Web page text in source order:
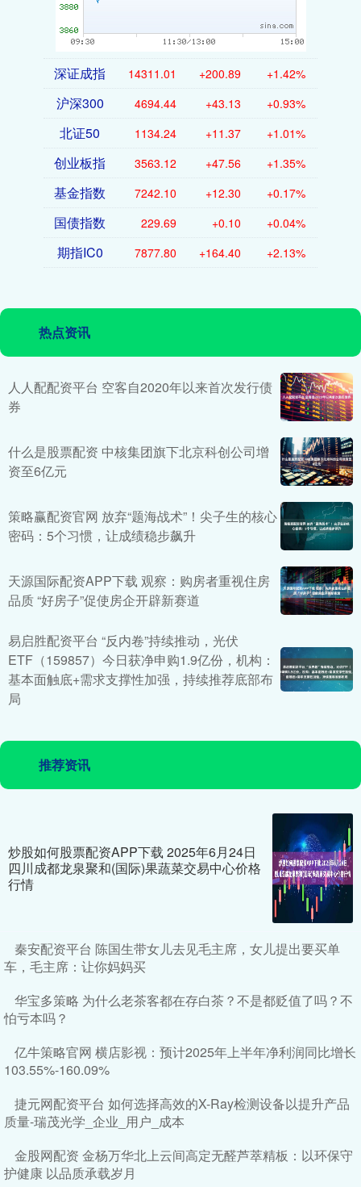
深证成指 14311.01 +200.89 +1.42%
沪深300 4694.44 +43.13 +0.93%
北证50 1134.24 +11.37 +1.01%
创业板指 3563.12 +47.56 +1.35%
基金指数 7242.10 +12.30 +0.17%
国债指数 229.69 +0.10 +0.04%
期指IC0 7877.80 +164.40 +2.13%
热点资讯
人人配配资平台 空客自2020年以来首次发行债
券
什么是股票配资 中核集团旗下北京科创公司增
资至6亿元
策略赢配资官网 放弃“题海战术”！尖子生的核心
密码：5个习惯，让成绩稳步飙升
天源国际配资APP下载 观察：购房者重视住房
品质 “好房子”促使房企开辟新赛道
易启胜配资平台 “反内卷”持续推动，光伏
ETF（159857）今日获净申购1.9亿份，机构：
基本面触底+需求支撑性加强，持续推荐底部布
局
推荐资讯
炒股如何股票配资APP下载 2025年6月24日
四川成都龙泉聚和(国际)果蔬菜交易中心价格
行情
秦安配资平台 陈国生带女儿去见毛主席，女儿提出要买单
车，毛主席：让你妈妈买
华宝多策略 为什么老茶客都在存白茶？不是都贬值了吗？不
怕亏本吗？
亿牛策略官网 横店影视：预计2025年上半年净利润同比增长
103.55%-160.09%
捷元网配资平台 如何选择高效的X-Ray检测设备以提升产品
质量-瑞茂光学_企业_用户_成本
金股网配资 金杨万华北上云间高定无醛芦萃精板：以环保守
护健康 以品质承载岁月